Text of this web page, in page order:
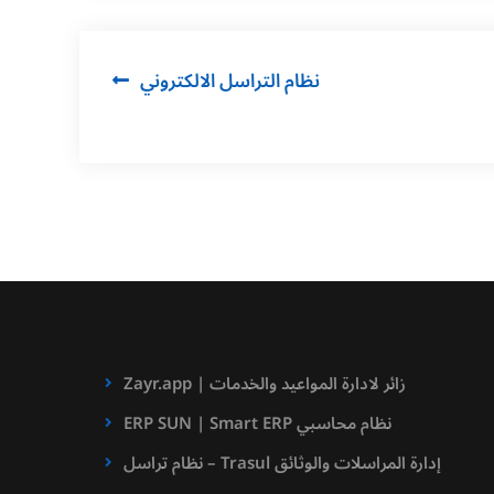
Post
نظام التراسل الالكتروني
Zayr.app | زائر لادارة المواعيد والخدمات
ERP SUN | Smart ERP نظام محاسبي
نظام تراسل – Trasul إدارة المراسلات والوثائق